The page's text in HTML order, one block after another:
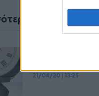
από το
21/04/20 | 13:25